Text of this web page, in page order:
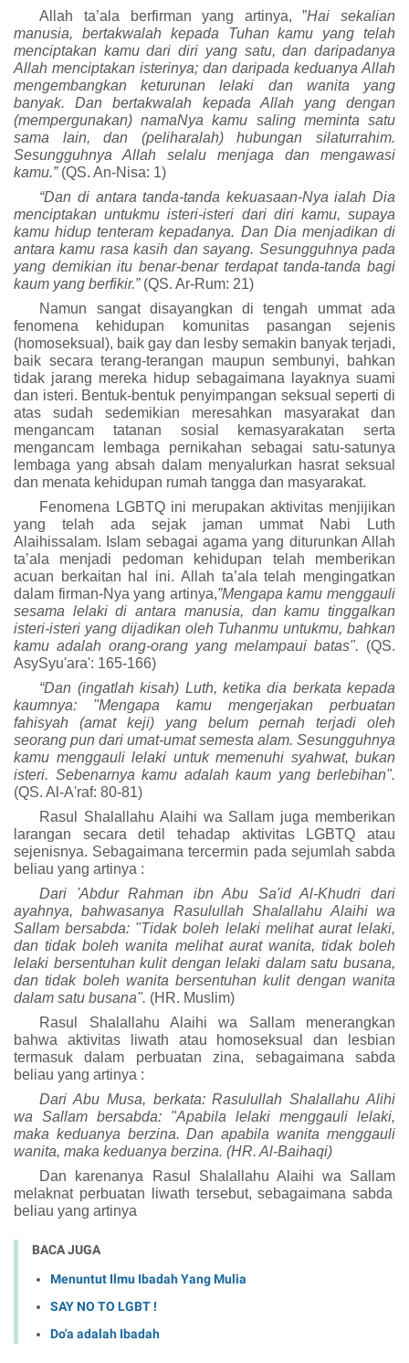
Allah ta’ala berfirman yang artinya, ”Hai sekalian
manusia, bertakwalah kepada Tuhan kamu yang telah
menciptakan kamu dari diri yang satu, dan daripadanya
Allah menciptakan isterinya; dan daripada keduanya Allah
mengembangkan keturunan lelaki dan wanita yang
banyak. Dan bertakwalah kepada Allah yang dengan
(mempergunakan) namaNya kamu saling meminta satu
sama lain, dan (peliharalah) hubungan silaturrahim.
Sesungguhnya Allah selalu menjaga dan mengawasi
kamu.”(QS. An-Nisa: 1)
“Dan di antara tanda-tanda kekuasaan-Nya ialah Dia
menciptakan untukmu isteri-isteri dari diri kamu, supaya
kamu hidup tenteram kepadanya. Dan Dia menjadikan di
antara kamu rasa kasih dan sayang. Sesungguhnya pada
yang demikian itu benar-benar terdapat tanda-tanda bagi
kaum yang berfikir.”(QS. Ar-Rum: 21)
Namun sangat disayangkan di tengah ummat ada
fenomena kehidupan komunitas pasangan sejenis
(homoseksual), baik gay dan lesby semakin banyak terjadi,
baik secara terang-terangan maupun sembunyi, bahkan
tidak jarang mereka hidup sebagaimana layaknya suami
dan isteri. Bentuk-bentuk penyimpangan seksual seperti di
atas sudah sedemikian meresahkan masyarakat dan
mengancam tatanan sosial kemasyarakatan serta
mengancam lembaga pernikahan sebagai satu-satunya
lembaga yang absah dalam menyalurkan hasrat seksual
dan menata kehidupan rumah tangga dan masyarakat.
Fenomena LGBTQ ini merupakan aktivitas menjijikan
yang telah ada sejak jaman ummat Nabi Luth
A laihissalam. Islam sebagai agama yang diturunkan Allah
ta’ala menjadi pedoman kehidupan telah memberikan
acuan berkaitan hal ini. Allah ta’ala telah mengingatkan
dalam firman-Nya yang artinya,”Mengapa kamu menggauli
sesama lelaki di antara manusia, dan kamu tinggalkan
isteri-isteri yang dijadikan oleh Tuhanmu untukmu, bahkan
kamu adalah orang-orang yang melampaui batas". (QS.
AsySyu'ara': 165-166)
“Dan (ingatlah kisah) Luth, ketika dia berkata kepada
kaumnya: "Mengapa kamu mengerjakan perbuatan
fahisyah (amat keji) yang belum pernah terjadi oleh
seorang pun dari umat-umat semesta alam. Sesungguhnya
kamu menggauli lelaki untuk memenuhi syahwat, bukan
isteri. Sebenarnya kamu adalah kaum yang berlebihan".
(QS. Al-A'raf: 80-81)
Rasul Shalallahu Alaihi wa Sallam juga memberikan
larangan secara detil tehadap aktivitas LGBTQ atau
sejenisnya. Sebagaimana tercermin pada sejumlah sabda
beliau yang artinya :
Dari 'Abdur Rahman ibn Abu Sa'id Al-Khudri dari
ayahnya, bahwasanya Rasulullah Shalallahu Alaihi wa
Sallam bersabda: "Tidak boleh lelaki melihat aurat lelaki,
dan tidak boleh wanita melihat aurat wanita, tidak boleh
lelaki bersentuhan kulit dengan lelaki dalam satu busana,
dan tidak boleh wanita bersentuhan kulit dengan wanita
dalam satu busana". (HR. Muslim)
Rasul Shalallahu Alaihi wa Sallammenerangkan
bahwa aktivitas liwath atau homoseksual dan lesbian
termasuk dalam perbuatan zina, sebagaimana sabda
beliau yang artinya :
Dari Abu Musa, berkata: Rasulullah Shalallahu Alihi
wa Sallam bersabda: "Apabila lelaki menggauli lelaki,
maka keduanya berzina. Dan apabila wanita menggauli
wanita, maka keduanya berzina. (HR. Al-Baihaqi)
Dan karenanya Rasul Shalallahu Alaihi wa Sallam
melaknat perbuatan liwath tersebut, sebagaimana sabda
beliau yang artinya
BACA JUGA
Menuntut Ilmu Ibadah Yang Mulia
SAY NO TO LGBT !
Do'a adalah Ibadah